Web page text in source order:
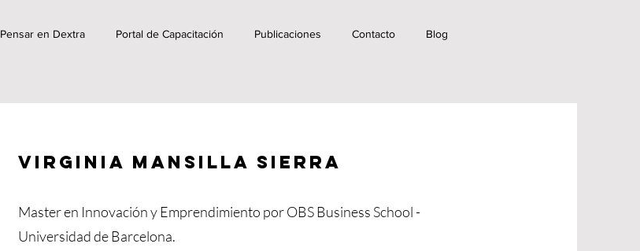
Pensar en Dextra Portal de Capacitación Publicaciones Contacto Blog
Virginia Mansilla SIERRA
Master en Innovación y Emprendimiento por OBS Business School -
Universidad de Barcelona.